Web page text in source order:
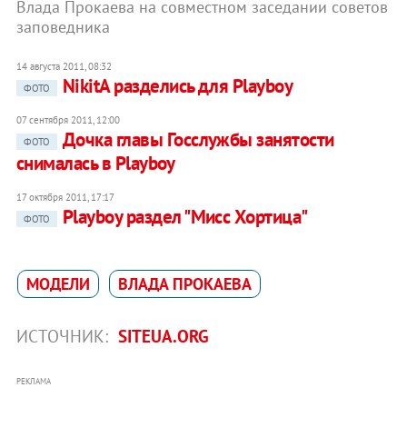
Влада Прокаева на совместном заседании советов
заповедника
14 августа 2011, 08:32
ФОТО
NikitA разделись для Playboy
07 сентября 2011, 12:00
ФОТО
Дочка главы Госслужбы занятости
снималась в Playboy
17 октября 2011, 17:17
ФОТО
Playboy раздел "Мисс Хортица"
МОДЕЛИ ВЛАДА ПРОКАЕВА
ИСТОЧНИК: SITEUA.ORG
РЕКЛАМА